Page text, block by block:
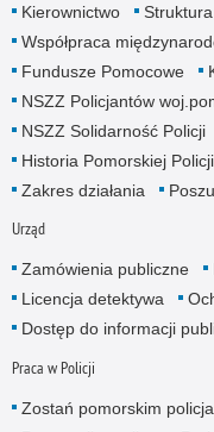
Kierownictwo Struktura
Współpraca
Fundusze Pomocowe
NSZZ Policjantów
NSZZ Solidarność Policji
Historia Pomorskiej Policji
Zakres działania
Urząd
Zamówienia publiczne
Licencja detektywa
Dostęp do informacji
Praca w Policji
Zostań pomorskim